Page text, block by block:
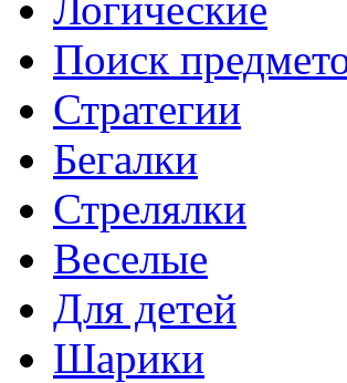
Поиск
Стратегии
Бегалки
Стрелялки
Веселые
Для детей
Шарики